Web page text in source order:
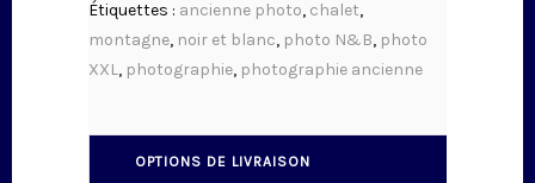
Étiquettes : ancienne photo, chalet,
montagne, noir et blanc, photo N&B, photo
XXL, photographie, photographie ancienne
OPTIONS DE LIVRAISON